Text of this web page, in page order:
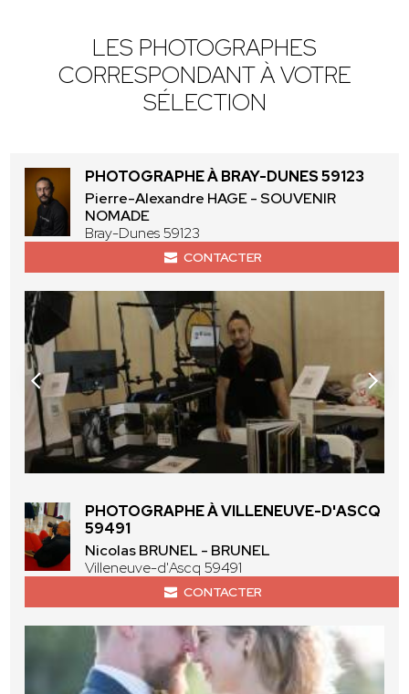
LES PHOTOGRAPHES
CORRESPONDANT À VOTRE
SÉLECTION
PHOTOGRAPHE À BRAY-DUNES 59123
Pierre-Alexandre HAGE - SOUVENIR
NOMADE
Bray-Dunes 59123
CONTACTER
PHOTOGRAPHE À VILLENEUVE-D'ASCQ
59491
Nicolas BRUNEL - BRUNEL
Villeneuve-d'Ascq 59491
CONTACTER